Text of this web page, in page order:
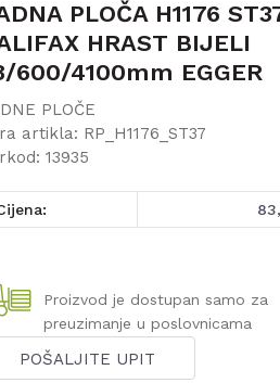
PLOČA H1176
HRAST BIJELI
600/4100mm EGGER
PLOČE
artikla: RP_H1176_ST37
13935
Cijena:
Proizvod je dostupan samo za
preuzimanje u poslovnicama
POŠALJITE UPIT